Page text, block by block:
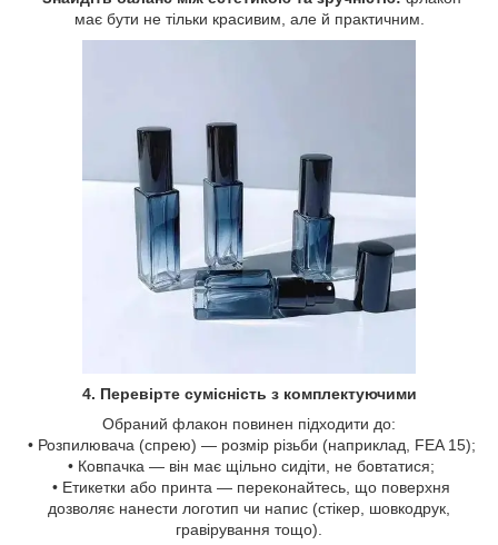
має бути не тільки красивим, але й практичним.
4. Перевірте сумісність з комплектуючими
Обраний флакон повинен підходити до:
• Розпилювача (спрею) — розмір різьби (наприклад, FEA 15);
• Ковпачка — він має щільно сидіти, не бовтатися;
• Етикетки або принта — переконайтесь, що поверхня
дозволяє нанести логотип чи напис (стікер, шовкодрук,
гравірування тощо).